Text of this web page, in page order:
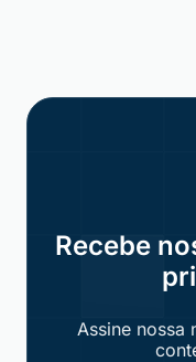
Recebe
Assine nossa